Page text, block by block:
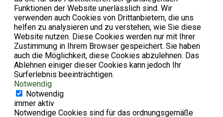
Funktionen der Website unerlässlich sind. Wir
verwenden auch Cookies von Drittanbietern, die uns
helfen zu analysieren und zu verstehen, wie Sie diese
Website nutzen. Diese Cookies werden nur mit Ihrer
Zustimmung in Ihrem Browser gespeichert. Sie haben
auch die Möglichkeit, diese Cookies abzulehnen. Das
Ablehnen einiger dieser Cookies kann jedoch Ihr
Surferlebnis beeinträchtigen.
Notwendig
Notwendig
immer aktiv
Notwendige Cookies sind für das ordnungsgemäße